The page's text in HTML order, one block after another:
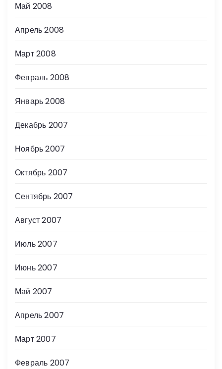
Май 2008
Апрель 2008
Март 2008
Февраль 2008
Январь 2008
Декабрь 2007
Ноябрь 2007
Октябрь 2007
Сентябрь 2007
Август 2007
Июль 2007
Июнь 2007
Май 2007
Апрель 2007
Март 2007
Февраль 2007